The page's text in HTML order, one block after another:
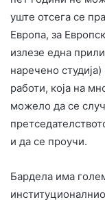
уште отсега се
Европа, за
излезе една
наречено
работи, која на
можело да се
и да се проучи.
Бардела има